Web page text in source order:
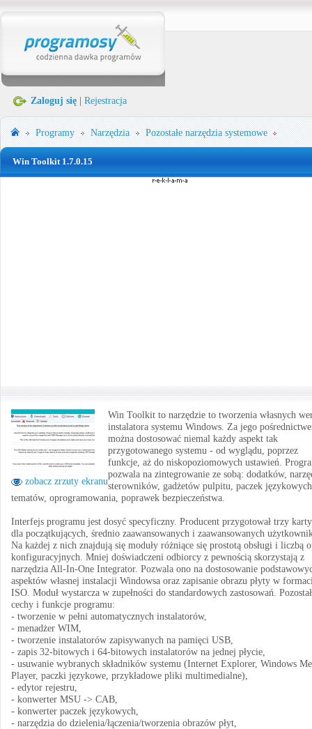
Zaloguj się Rejestracja
Programy Narzędzia Pozostałe narzędzia systemowe
Win Toolkit 1.7.0.15
zobacz zrzuty ekranu
Win Toolkit to narzędzie to tworzenia własnych
instalatora systemu Windows. Za jego
można dostosować niemal każdy aspekt tak
przygotowanego systemu - od wyglądu, poprzez
funkcje, aż do niskopoziomowych ustawień.
pozwala na zintegrowanie ze sobą: dodatków,
sterowników, gadżetów pulpitu, paczek
tematów, oprogramowania, poprawek bezpieczeństwa.
Interfejs programu jest dosyć specyficzny. Producent przygotował trzy
dla początkujących, średnio zaawansowanych i zaawansowanych
Na każdej z nich znajdują się moduły różniące się prostotą obsługi i liczbą
konfiguracyjnych. Mniej doświadczeni odbiorcy z pewnością skorzystają z
narzędzia All-In-One Integrator. Pozwala ono na dostosowanie
aspektów własnej instalacji Windowsa oraz zapisanie obrazu płyty w
ISO. Moduł wystarcza w zupełności do standardowych zastosowań.
cechy i funkcje programu:
- tworzenie w pełni automatycznych instalatorów,
- menadżer WIM,
- tworzenie instalatorów zapisywanych na pamięci USB,
- zapis 32-bitowych i 64-bitowych instalatorów na jednej płycie,
- usuwanie wybranych składników systemu (Internet Explorer, Windows
Player, paczki językowe, przykładowe pliki multimedialne),
- edytor rejestru,
- konwerter MSU -> CAB,
- konwerter paczek językowych,
- narzędzia do dzielenia/łączenia/tworzenia obrazów płyt,